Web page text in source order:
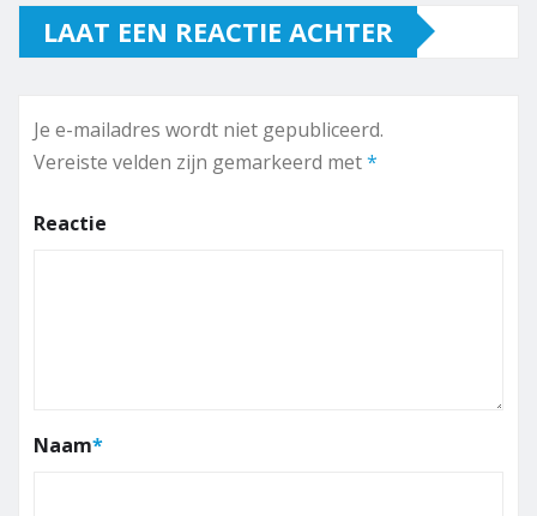
LAAT EEN REACTIE ACHTER
Je e-mailadres wordt niet gepubliceerd.
Vereiste velden zijn gemarkeerd met*
Reactie
Naam*